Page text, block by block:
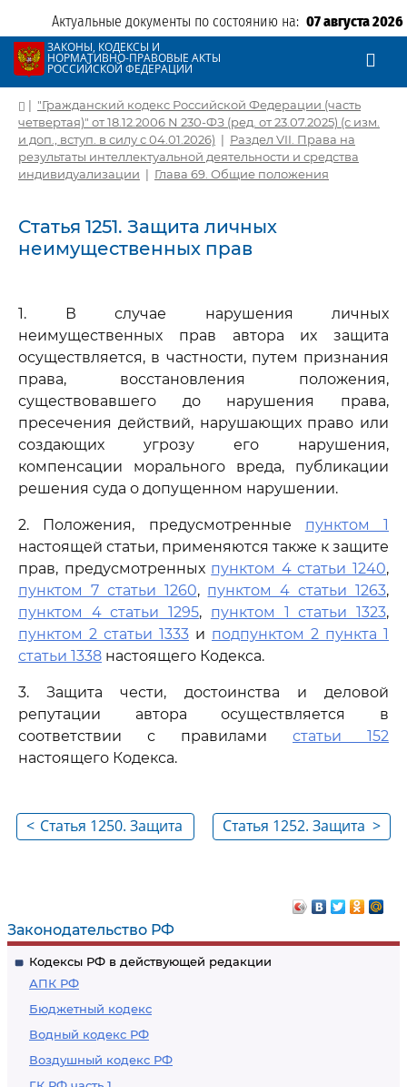
Актуальные документы по состоянию на: 07 августа 2026
ЗАКОНЫ, КОДЕКСЫ И
НОРМАТИВНО-ПРАВОВЫЕ АКТЫ
РОССИЙСКОЙ ФЕДЕРАЦИИ
Законодательство РФ
Кодексы РФ в действующей редакции
АПК РФ
Бюджетный кодекс
Водный кодекс РФ
Воздушный кодекс РФ
| "Гражданский кодекс Российской Федерации (часть
четвертая)" от 18.12.2006 N 230-ФЗ (ред. от 23.07.2025) (с изм.
и доп., вступ. в силу с 04.01.2026) | Раздел VII. Права на
результаты интеллектуальной деятельности и средства
индивидуализации | Глава 69. Общие положения
Статья 1251. Защита личных
неимущественных прав
1. В случае нарушения личных
неимущественных прав автора их защита
осуществляется, в частности, путем признания
права, восстановления положения,
существовавшего до нарушения права,
пресечения действий, нарушающих право или
создающих угрозу его нарушения,
компенсации морального вреда, публикации
решения суда о допущенном нарушении.
2. Положения, предусмотренные пунктом 1
настоящей статьи, применяются также к защите
прав, предусмотренных пунктом 4 статьи 1240,
пунктом 7 статьи 1260, пунктом 4 статьи 1263,
пунктом 4 статьи 1295, пунктом 1 статьи 1323,
пунктом 2 статьи 1333 и подпунктом 2 пункта 1
статьи 1338 настоящего Кодекса.
3. Защита чести, достоинства и деловой
репутации автора осуществляется в
соответствии с правилами статьи 152
настоящего Кодекса.
< Статья 1250. Защита
>
Статья 1252. Защита